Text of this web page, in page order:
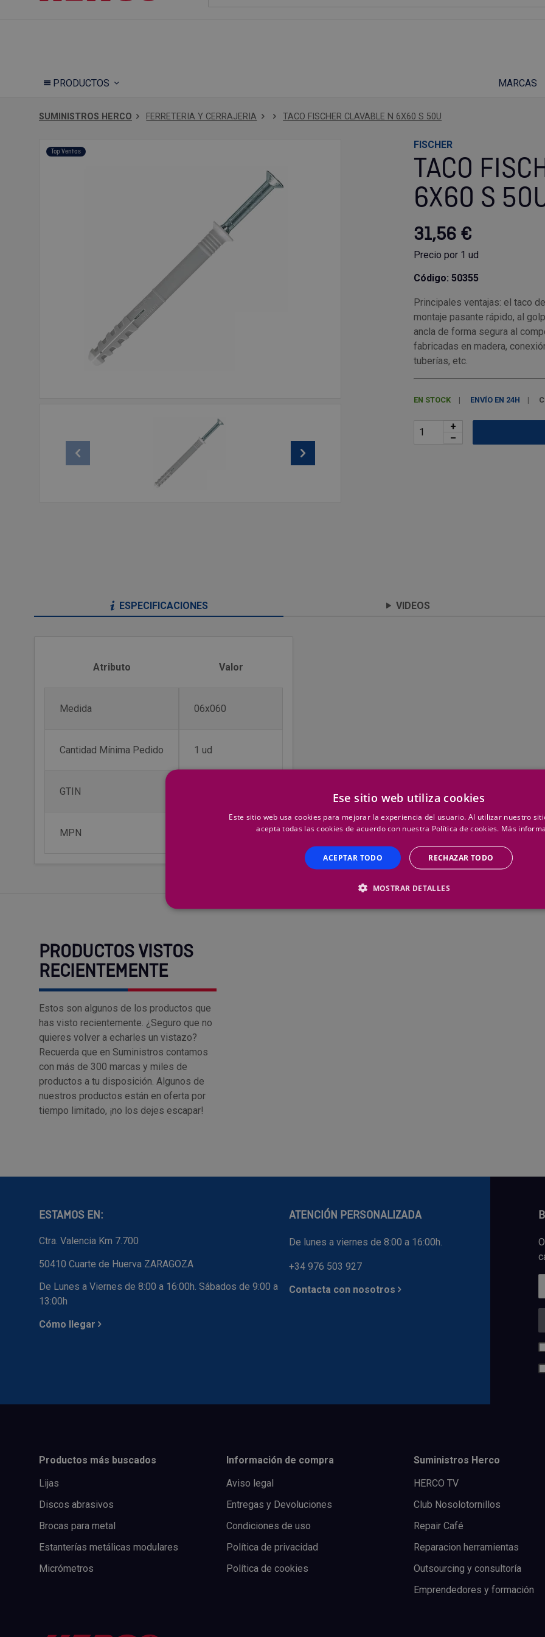
PRODUCTOS MARCAS
SUMINISTROS HERCO FERRETERIA Y CERRAJERIA TACO FISCHER CLAVABLE N 6X60 S 50U
Top Ventas
FISCHER
TACO
6X60 S
31,56 €
Precio por 1 ud
Código: 50355
Principales ventajas: el taco
montaje pasante rápido, al
ancla de forma segura al
fabricadas en madera,
tuberías, etc.
EN STOCK ENVÍO EN 24H
+
–
ESPECIFICACIONES VIDEOS
Atributo Valor
Medida 06x060
Cantidad Mínima Pedido 1 ud
GTIN
MPN
PRODUCTOS VISTOS
RECIENTEMENTE
Estos son algunos de los productos que
has visto recientemente. ¿Seguro que no
quieres volver a echarles un vistazo?
Recuerda que en Suministros contamos
con más de 300 marcas y miles de
productos a tu disposición. Algunos de
nuestros productos están en oferta por
tiempo limitado, ¡no los dejes escapar!
ESTAMOS EN:
Ctra. Valencia Km 7.700
50410 Cuarte de Huerva ZARAGOZA
De Lunes a Viernes de 8:00 a 16:00h. Sábados de 9:00 a
13:00h
Cómo llegar
ATENCIÓN PERSONALIZADA
De lunes a viernes de 8:00 a 16:00h.
+34 976 503 927
Contacta con nosotros
Productos más buscados
Lijas
Discos abrasivos
Brocas para metal
Estanterías metálicas modulares
Micrómetros
Información de compra
Aviso legal
Entregas y Devoluciones
Condiciones de uso
Política de privacidad
Política de cookies
Suministros Herco
HERCO TV
Club Nosolotornillos
Repair Café
Reparacion herramientas
Outsourcing y consultoría
Emprendedores y formación
Ese sitio web utiliza cookies
Este sitio web usa cookies para mejorar la experiencia del usuario. Al utilizar nuestro
acepta todas las cookies de acuerdo con nuestra Política de cookies. Más
ACEPTAR TODO RECHAZAR TODO
MOSTRAR DETALLES